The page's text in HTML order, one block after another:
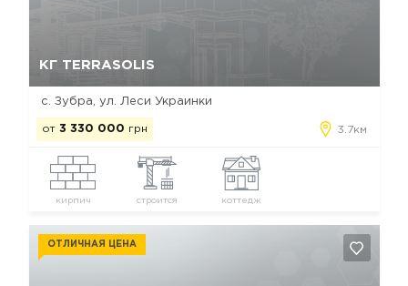
КГ TERRASOLIS
с. Зубра, ул. Леси Украинки
от 3 330 000 грн 3.7км
кирпич строится коттедж
ОТЛИЧНАЯ ЦЕНА